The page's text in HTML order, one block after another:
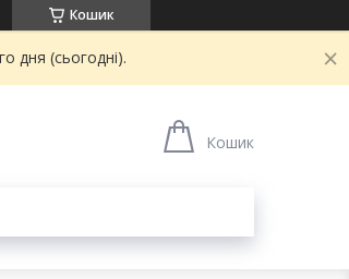
Кошик
дня (сьогодні).
Кошик